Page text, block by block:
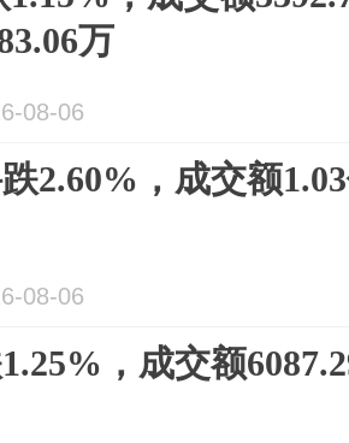
万
08-06
2.60%，成交额
08-06
，成交额